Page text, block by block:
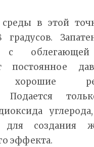
среды в этой
градусов.
с
постоянное
хорошие
Подается
для создания
эффекта.